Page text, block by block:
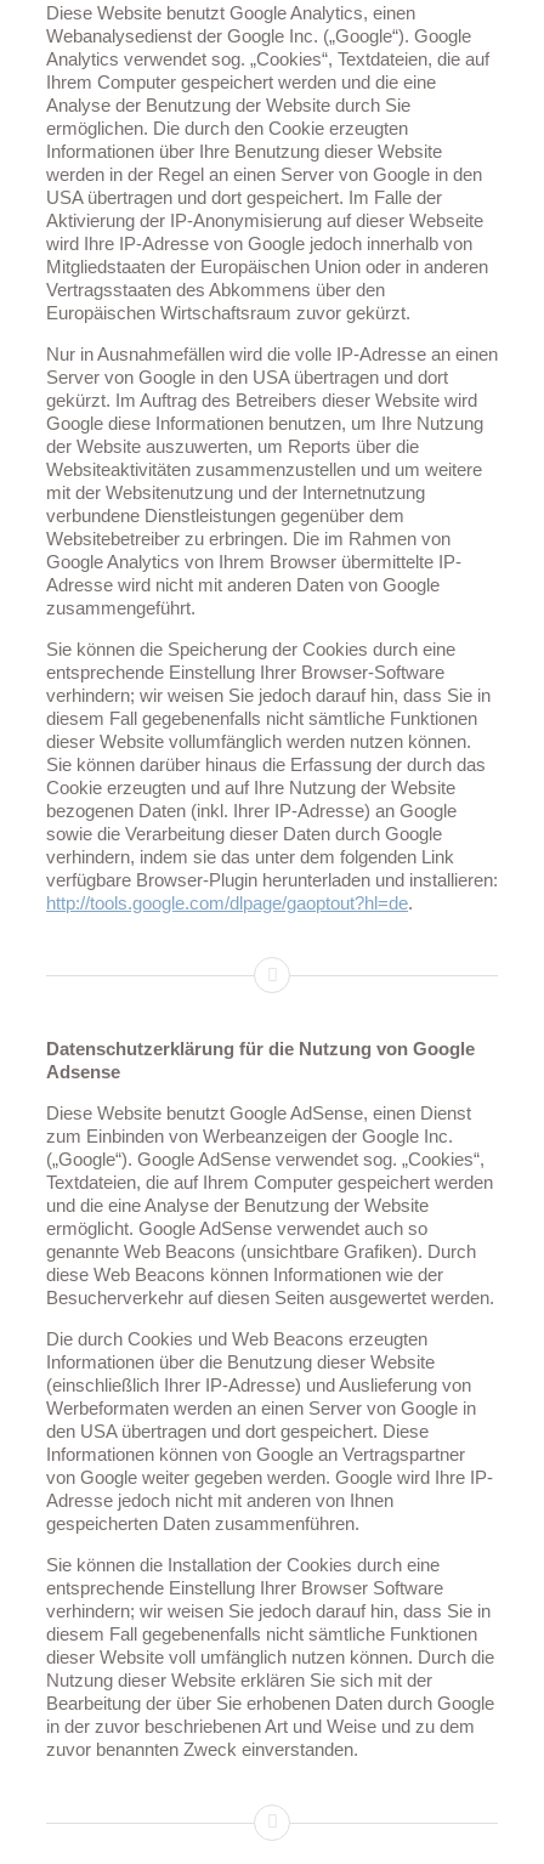
Diese Website benutzt Google Analytics, einen
Webanalysedienst der Google Inc. („Google“). Google
Analytics verwendet sog. „Cookies“, Textdateien, die auf
Ihrem Computer gespeichert werden und die eine
Analyse der Benutzung der Website durch Sie
ermöglichen. Die durch den Cookie erzeugten
Informationen über Ihre Benutzung dieser Website
werden in der Regel an einen Server von Google in den
USA übertragen und dort gespeichert. Im Falle der
Aktivierung der IP-Anonymisierung auf dieser Webseite
wird Ihre IP-Adresse von Google jedoch innerhalb von
Mitgliedstaaten der Europäischen Union oder in anderen
Vertragsstaaten des Abkommens über den
Europäischen Wirtschaftsraum zuvor gekürzt.
Nur in Ausnahmefällen wird die volle IP-Adresse an einen
Server von Google in den USA übertragen und dort
gekürzt. Im Auftrag des Betreibers dieser Website wird
Google diese Informationen benutzen, um Ihre Nutzung
der Website auszuwerten, um Reports über die
Websiteaktivitäten zusammenzustellen und um weitere
mit der Websitenutzung und der Internetnutzung
verbundene Dienstleistungen gegenüber dem
Websitebetreiber zu erbringen. Die im Rahmen von
Google Analytics von Ihrem Browser übermittelte IP-
Adresse wird nicht mit anderen Daten von Google
zusammengeführt.
Sie können die Speicherung der Cookies durch eine
entsprechende Einstellung Ihrer Browser-Software
verhindern; wir weisen Sie jedoch darauf hin, dass Sie in
diesem Fall gegebenenfalls nicht sämtliche Funktionen
dieser Website vollumfänglich werden nutzen können.
Sie können darüber hinaus die Erfassung der durch das
Cookie erzeugten und auf Ihre Nutzung der Website
bezogenen Daten (inkl. Ihrer IP-Adresse) an Google
sowie die Verarbeitung dieser Daten durch Google
verhindern, indem sie das unter dem folgenden Link
verfügbare Browser-Plugin herunterladen und installieren:
http://tools.google.com/dlpage/gaoptout?hl=de.
Datenschutzerklärung für die Nutzung von Google
Adsense
Diese Website benutzt Google AdSense, einen Dienst
zum Einbinden von Werbeanzeigen der Google Inc.
(„Google“). Google AdSense verwendet sog. „Cookies“,
Textdateien, die auf Ihrem Computer gespeichert werden
und die eine Analyse der Benutzung der Website
ermöglicht. Google AdSense verwendet auch so
genannte Web Beacons (unsichtbare Grafiken). Durch
diese Web Beacons können Informationen wie der
Besucherverkehr auf diesen Seiten ausgewertet werden.
Die durch Cookies und Web Beacons erzeugten
Informationen über die Benutzung dieser Website
(einschließlich Ihrer IP-Adresse) und Auslieferung von
Werbeformaten werden an einen Server von Google in
den USA übertragen und dort gespeichert. Diese
Informationen können von Google an Vertragspartner
von Google weiter gegeben werden. Google wird Ihre IP-
Adresse jedoch nicht mit anderen von Ihnen
gespeicherten Daten zusammenführen.
Sie können die Installation der Cookies durch eine
entsprechende Einstellung Ihrer Browser Software
verhindern; wir weisen Sie jedoch darauf hin, dass Sie in
diesem Fall gegebenenfalls nicht sämtliche Funktionen
dieser Website voll umfänglich nutzen können. Durch die
Nutzung dieser Website erklären Sie sich mit der
Bearbeitung der über Sie erhobenen Daten durch Google
in der zuvor beschriebenen Art und Weise und zu dem
zuvor benannten Zweck einverstanden.